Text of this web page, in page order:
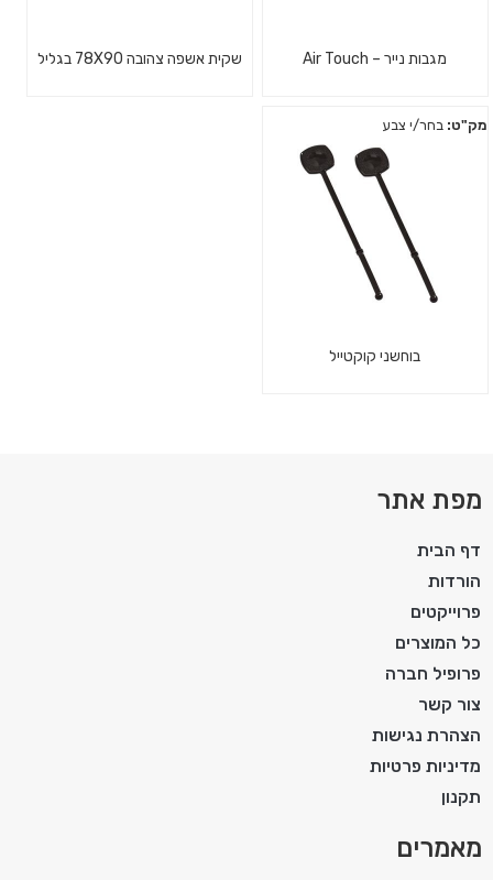
מגבות נייר – Air Touch שקית אשפה צהובה 78X90 בגליל
מק"ט: בחר/י צבע
בוחשני קוקטייל
מפת אתר
דף הבית
הורדות
פרוייקטים
כל המוצרים
פרופיל חברה
צור קשר
הצהרת נגישות
מדיניות פרטיות
תקנון
מאמרים